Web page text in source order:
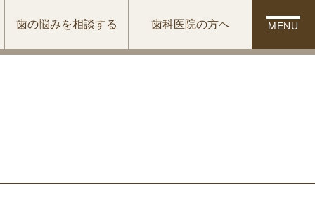
歯の悩みを相談する 歯科医院の方へ MENU